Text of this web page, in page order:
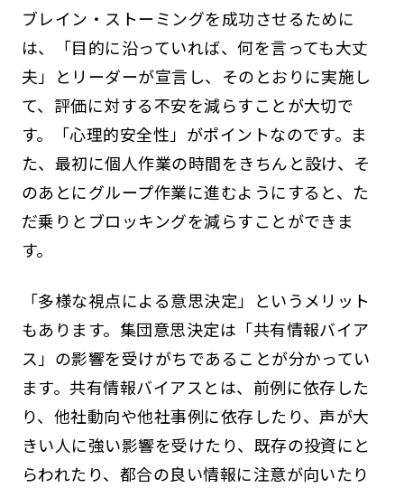
ブレイン・ストーミングを成功させるために
は、「目的に沿っていれば、何を言っても大丈
夫」とリーダーが宣言し、そのとおりに実施し
て、評価に対する不安を減らすことが大切で
す。「心理的安全性」がポイントなのです。ま
た、最初に個人作業の時間をきちんと設け、そ
のあとにグループ作業に進むようにすると、た
だ乗りとブロッキングを減らすことができま
す。
「多様な視点による意思決定」というメリット
もあります。集団意思決定は「共有情報バイア
ス」の影響を受けがちであることが分かってい
ます。共有情報バイアスとは、前例に依存した
り、他社動向や他社事例に依存したり、声が大
きい人に強い影響を受けたり、既存の投資にと
らわれたり、都合の良い情報に注意が向いたり